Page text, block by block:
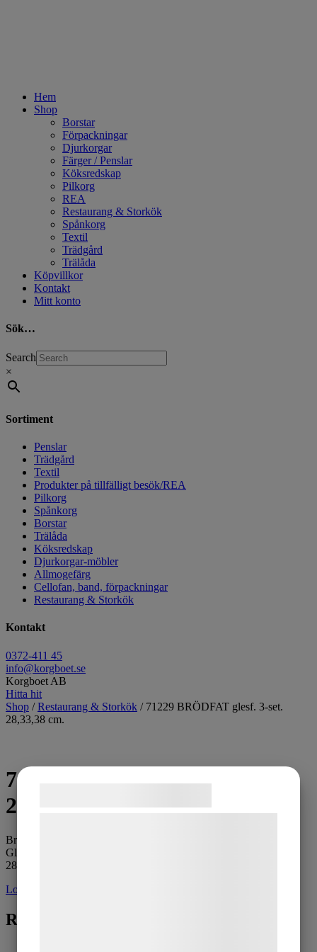
Hem
Shop
Borstar
Förpackningar
Djurkorgar
Färger / Penslar
Köksredskap
Pilkorg
REA
Restaurang & Storkök
Spånkorg
Textil
Trädgård
Trälåda
Köpvillkor
Kontakt
Mitt konto
Sök…
Search
×
Sortiment
Penslar
Trädgård
Textil
Produkter på tillfälligt besök/REA
Pilkorg
Spånkorg
Borstar
Trälåda
Köksredskap
Djurkorgar-möbler
Allmogefärg
Cellofan, band, förpackningar
Restaurang & Storkök
Kontakt
0372-411 45
info@korgboet.se
Korgboet AB
Hitta hit
Shop /Restaurang & Storkök / 71229 BRÖDFAT glesf. 3-set.
28,33,38 cm.
71229 BRÖDFAT glesf. 3-set.
28,33,38 cm.
Brödfat i 3-set.
Glesflätade, tvåfärgade.
28x20x8 , 33x24x9 , 38x28x10 cm
Logga in för pris
Relaterade produkter